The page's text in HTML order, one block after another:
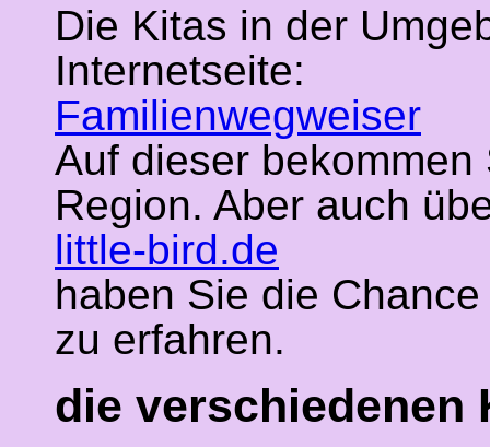
Die Kitas in der
Internetseite:
Familienwegweiser
Auf dieser
Region. Aber auch
little-bird.de
haben Sie die
zu erfahren.
die verschiedenen